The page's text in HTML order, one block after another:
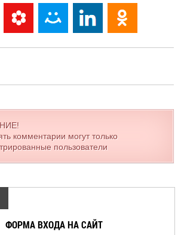
комментарии могут только
пользователи
ФОРМА ВХОДА НА САЙТ